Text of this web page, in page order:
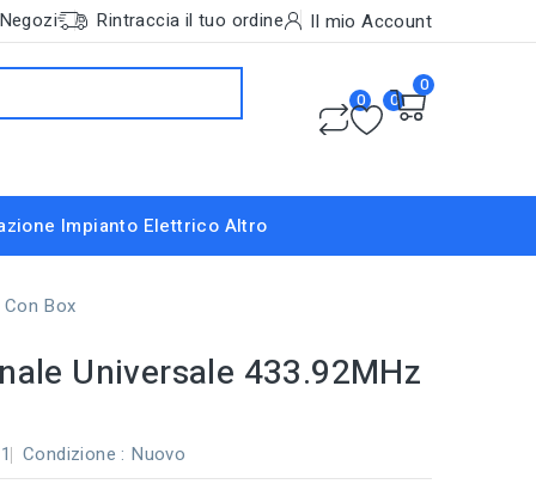
Rintraccia il tuo ordine Il mio Account
0 0
0
Impianto Elettrico Altro
Box
Universale 433.92MHz
Condizione : Nuovo